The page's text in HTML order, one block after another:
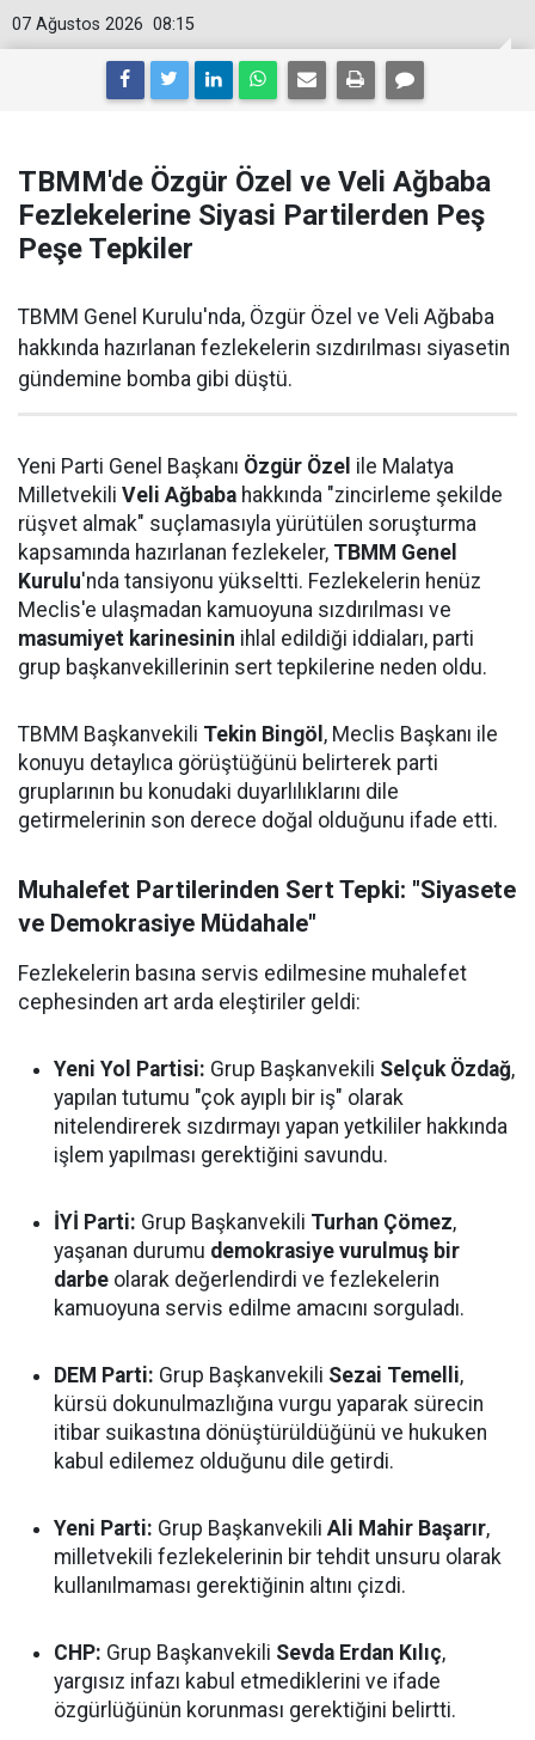
08:15
07 Ağustos 2026
TBMM'de Özgür Özel ve Veli Ağbaba
Fezlekelerine Siyasi Partilerden Peş
Peşe Tepkiler
TBMM Genel Kurulu'nda, Özgür Özel ve Veli Ağbaba
hakkında hazırlanan fezlekelerin sızdırılması siyasetin
gündemine bomba gibi düştü.
Yeni Parti Genel Başkanı Özgür Özel ile Malatya
Milletvekili Veli Ağbaba hakkında "zincirleme şekilde
rüşvet almak" suçlamasıyla yürütülen soruşturma
kapsamında hazırlanan fezlekeler, TBMM Genel
Kurulu'nda tansiyonu yükseltti. Fezlekelerin henüz
Meclis'e ulaşmadan kamuoyuna sızdırılması ve
masumiyet karinesinin ihlal edildiği iddiaları, parti
grup başkanvekillerinin sert tepkilerine neden oldu.
TBMM Başkanvekili Tekin Bingöl , Meclis Başkanı ile
konuyu detaylıca görüştüğünü belirterek parti
gruplarının bu konudaki duyarlılıklarını dile
getirmelerinin son derece doğal olduğunu ifade etti.
Muhalefet Partilerinden Sert Tepki: "Siyasete
ve Demokrasiye Müdahale"
Fezlekelerin basına servis edilmesine muhalefet
cephesinden art arda eleştiriler geldi:
Yeni Yol Partisi: Grup Başkanvekili Selçuk Özdağ,
yapılan tutumu "çok ayıplı bir iş" olarak
nitelendirerek sızdırmayı yapan yetkililer hakkında
işlem yapılması gerektiğini savundu.
İYİ Parti: Grup Başkanvekili Turhan Çömez,
yaşanan durumu demokrasiye vurulmuş bir
darbe olarak değerlendirdi ve fezlekelerin
kamuoyuna servis edilme amacını sorguladı.
DEM Parti: Grup Başkanvekili Sezai Temelli,
kürsü dokunulmazlığına vurgu yaparak sürecin
itibar suikastına dönüştürüldüğünü ve hukuken
kabul edilemez olduğunu dile getirdi.
Yeni Parti: Grup Başkanvekili Ali Mahir Başarır,
milletvekili fezlekelerinin bir tehdit unsuru olarak
kullanılmaması gerektiğinin altını çizdi.
CHP: Grup Başkanvekili Sevda Erdan Kılıç,
yargısız infazı kabul etmediklerini ve ifade
özgürlüğünün korunması gerektiğini belirtti.